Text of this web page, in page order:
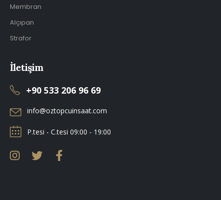
Membran
Alçıpan
Strafor
İletişim
+90 533 206 96 69
info@oztopcuinsaat.com
P.tesi - C.tesi 09:00 - 19:00